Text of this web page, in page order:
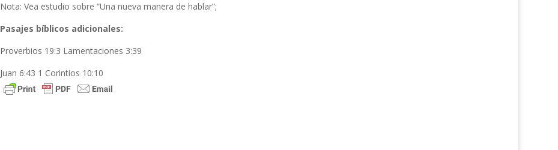
Nota: Vea estudio sobre “Una nueva manera de hablar”;
Pasajes bíblicos adicionales:
Proverbios 19:3 Lamentaciones 3:39
Juan 6:43 1 Corintios 10:10